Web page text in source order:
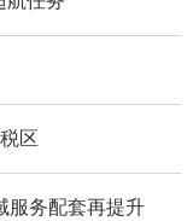
区
服务配套再提升